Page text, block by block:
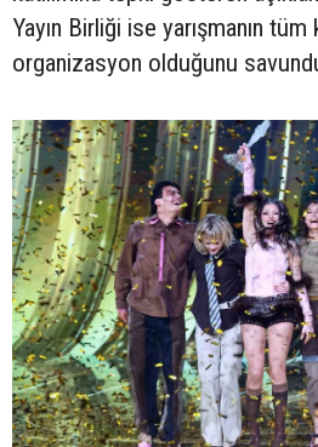
Yayın Birliği ise yarışmanın tüm
organizasyon olduğunu